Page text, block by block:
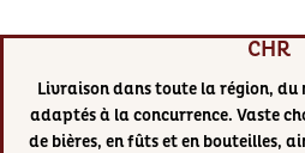
CHR
Livraison dans toute la région,
adaptés à la concurrence. Vaste
de bières, en fûts et en bouteilles,